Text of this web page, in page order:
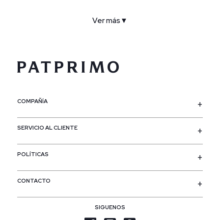
Ver más ▼
COMPAÑÍA
SERVICIO AL CLIENTE
POLÍTICAS
SIGUENOS
CONTACTO